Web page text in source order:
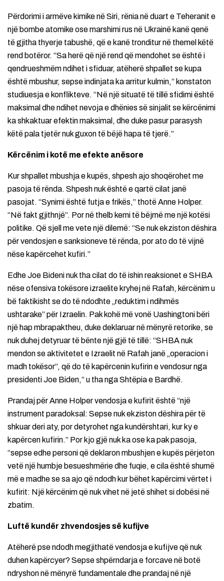
Përdorimi i armëve kimike në Siri, rënia në duart e Teheranit e
një bombe atomike ose marshimi rus në Ukrainë kanë qenë
të gjitha thyerje tabushë, që e kanë tronditur në themel këtë
rend botëror. “Sa herë që një rend që mendohet se është i
qendrueshmëm ndihet i sfiduar, atëherë shpallet se kupa
është mbushur, sepse indinjata ka arritur kulmin,” konstaton
studiuesja e konflikteve. “Në një situatë të tillë sfidimi është
maksimal dhe ndihet nevoja e dhënies së sinjalit se kërcënimi
ka shkaktuar efektin maksimal, dhe duke pasur parasysh
këtë pala tjetër nuk guxon të bëjë hapa të tjerë.”
Kërcënim i kotë me efekte anësore
Kur shpallet mbushja e kupës, shpesh ajo shoqërohet me
pasoja të rënda. Shpesh nuk është e qartë cilat janë
pasojat. “Synimi është futja e frikës,” thotë Anne Holper.
“Në fakt gjithnjë”. Por në thelb kemi të bëjmë me një kotësi
politike. Që sjell me vete një dilemë: “Se nuk ekziston dëshira
për vendosjen e sanksioneve të rënda, por ato do të vijnë
nëse kapërcehet kufiri.”
Edhe Joe Bideni nuk tha cilat do të ishin reaksionet e SHBA
nëse ofensiva tokësore izraelite kryhej në Rafah, kërcënim u
bë faktikisht se do të ndodhte „reduktim i ndihmës
ushtarake” për Izraelin. Pak kohë më vonë Uashingtoni bëri
një hap mbrapaktheu, duke deklaruar në mënyrë retorike, se
nuk duhej detyruar të bënte një gjë të tillë: “SHBA nuk
mendon se aktivitetet e Izraelit në Rafah janë „operacion i
madh tokësor”, që do të kapërcenin kufirin e vendosur nga
presidenti Joe Biden,” u tha nga Shtëpia e Bardhë.
Prandaj për Anne Holper vendosja e kufirit është “një
instrument paradoksal: Sepse nuk ekziston dëshira për të
shkuar deri aty, por detyrohet nga kundërshtari, kur ky e
kapërcen kufirin.” Por kjo gjë nuk ka ose ka pak pasoja,
“sepse edhe personi që deklaron mbushjen e kupës përjeton
vetë një humbje besueshmërie dhe fuqie, e cila është shumë
më e madhe se sa ajo që ndodh kur bëhet kapërcimi vërtet i
kufirit: Një kërcënim që nuk vihet në jetë shihet si dobësi në
zbatim.
Luftë kundër zhvendosjes së kufijve
Atëherë pse ndodh megjithatë vendosja e kufijve që nuk
duhen kapërcyer? Sepse shpërndarja e forcave në botë
ndryshon në mënyrë fundamentale dhe prandaj në një